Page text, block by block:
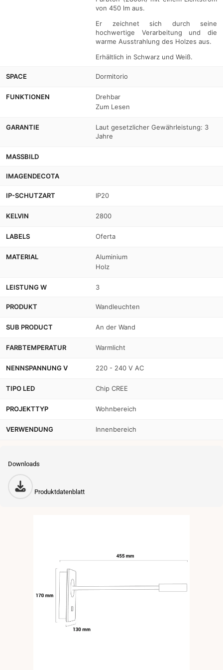
von 450 lm aus.
Er zeichnet sich durch seine
hochwertige Verarbeitung und die
warme Ausstrahlung des Holzes aus.
Erhältlich in Schwarz und Weiß.
SPACE Dormitorio
FUNKTIONEN
Drehbar
Zum Lesen
GARANTIE
Laut gesetzlicher Gewährleistung: 3
Jahre
MASSBILD
IMAGENDECOTA
IP-SCHUTZART IP20
KELVIN 2800
LABELS Oferta
MATERIAL
Aluminium
Holz
LEISTUNG W 3
PRODUKT Wandleuchten
SUB PRODUCT An der Wand
FARBTEMPERATUR Warmlicht
NENNSPANNUNG V 220 - 240 V AC
TIPO LED Chip CREE
PROJEKTTYP Wohnbereich
VERWENDUNG Innenbereich
Downloads
Produktdatenblatt